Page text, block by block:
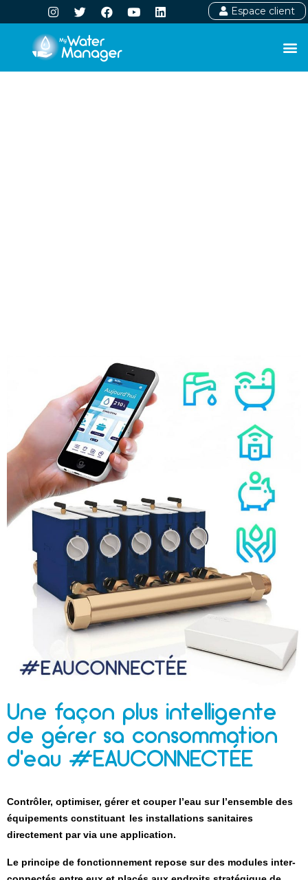
Espace client
Une façon plus intelligente
de gérer sa consommation
d'eau #EAUCONNECTÉE
Contrôler, optimiser, gérer et couper l’eau sur l’ensemble des
équipements constituant les installations sanitaires
directement parvia une application.
Le principe de fonctionnement repose sur des modules inter-